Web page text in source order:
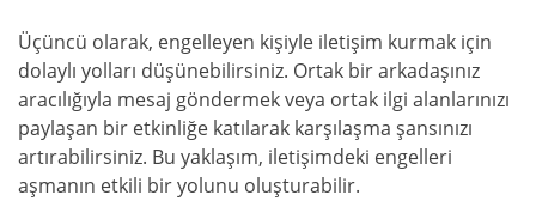
Üçüncü olarak, engelleyen kişiyle iletişim kurmak için
dolaylı yolları düşünebilirsiniz. Ortak bir arkadaşınız
aracılığıyla mesaj göndermek veya ortak ilgi alanlarınızı
paylaşan bir etkinliğe katılarak karşılaşma şansınızı
artırabilirsiniz. Bu yaklaşım, iletişimdeki engelleri
aşmanın etkili bir yolunu oluşturabilir.